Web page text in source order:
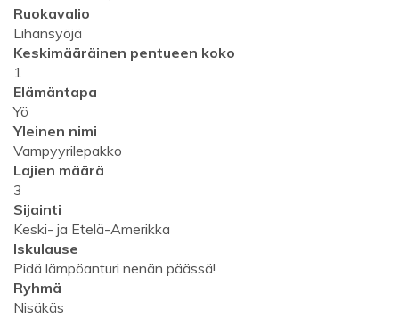
Ruokavalio
Lihansyöjä
Keskimääräinen pentueen koko
1
Elämäntapa
Yö
Yleinen nimi
Vampyyrilepakko
Lajien määrä
3
Sijainti
Keski- ja Etelä-Amerikka
Iskulause
Pidä lämpöanturi nenän päässä!
Ryhmä
Nisäkäs